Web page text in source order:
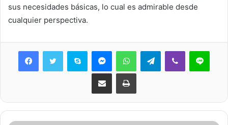
sus necesidades básicas, lo cual es admirable desde
cualquier perspectiva.
Skype MessengerWhatsAppTelegramViber Line
Share via Email Print